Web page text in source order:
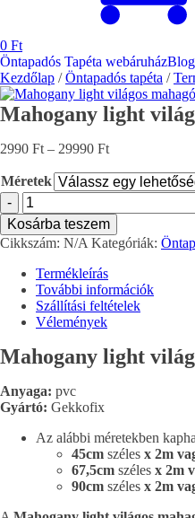
0 Ft
Öntapadós Tapéta webáruházBlog
Kezdőlap /Öntapadós tapéta /
Mahogany light
2990 Ft – 29990 FtÁrtartomány:
29990 Ft
Méretek
-
Mahogany
light
világos
mahagóni
tapéta
mennyiség
Kosárba teszem
Cikkszám: N/A Kategóriák:
Termékleírás
További információk
Szállítási feltételek
Vélemények
Mahogany light
Anyaga: pvc
Gyártó: Gekkofix
Az alábbi méretekben
45cm széles x 2m
67,5cm széles x 2m
90cm széles x 2m